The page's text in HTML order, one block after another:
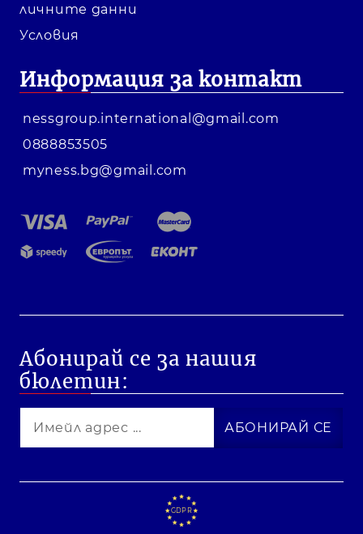
личните данни
Условия
Информация за контакт
nessgroup.international@gmail.com
0888853505
myness.bg@gmail.com
Абонирай се за нашия
бюлетин:
GDPR